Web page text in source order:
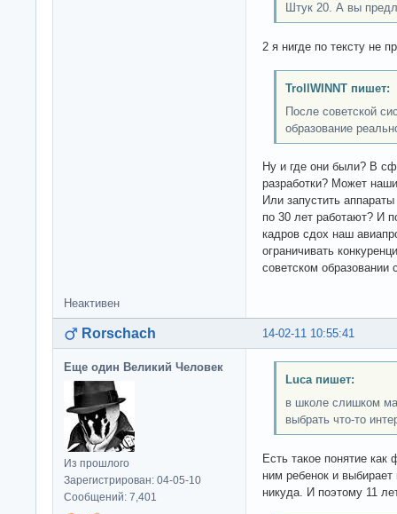
Штук 20. А вы
2 я нигде по тексту не
TrollWINNT пишет:
После советской
образование
Ну и где они были? В
разработки? Может
Или запустить
по 30 лет работают? И
кадров сдох наш
ограничивать
советском образовании
Неактивен
14-02-11 10:55:41
Rorschach
Еще один Великий Человек
Из прошлого
Зарегистрирован: 04-05-10
Сообщений: 7,401
Luca пишет:
в школе слишком
выбрать что-то
Есть такое понятие
ним ребенок и
никуда. И поэтому 11